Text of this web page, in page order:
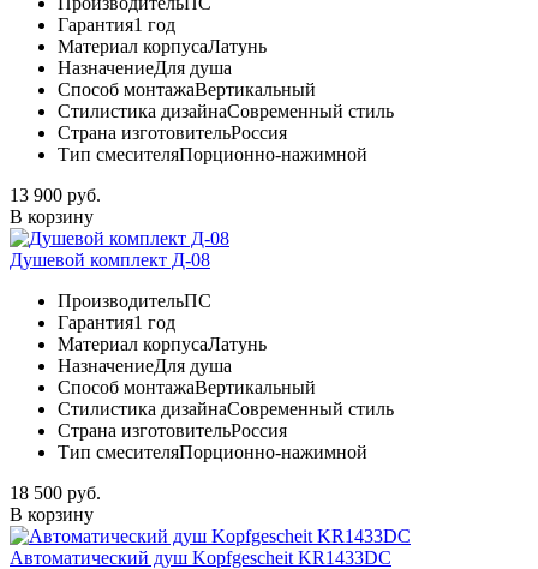
Гарантия1 год
Материал корпусаЛатунь
НазначениеДля душа
Способ монтажаВертикальный
Стилистика дизайнаСовременный стиль
Страна изготовительРоссия
Тип смесителяПорционно-нажимной
13 900 руб.
В корзину
Душевой комплект Д-08
ПроизводительПС
Гарантия1 год
Материал корпусаЛатунь
НазначениеДля душа
Способ монтажаВертикальный
Стилистика дизайнаСовременный стиль
Страна изготовительРоссия
Тип смесителяПорционно-нажимной
18 500 руб.
В корзину
Автоматический душ Kopfgescheit KR1433DC